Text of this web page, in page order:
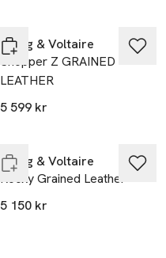
Zadig & Voltaire
Shopper Z GRAINED
LEATHER
5 599 kr
Zadig & Voltaire
Rocky Grained Leather
5 150 kr